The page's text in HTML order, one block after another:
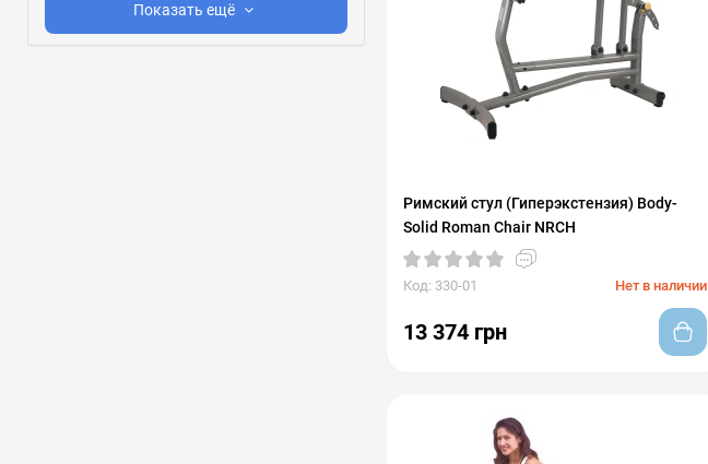
Показать ещё
Римский стул (Гиперэкстензия) Body-
Solid Roman Chair NRCH
Код: 330-01 Нет в наличии
13 374 грн